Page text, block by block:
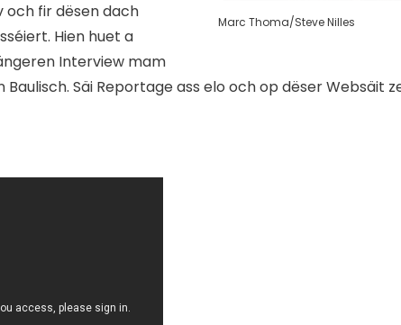
Marc Thoma/Steve Nilles
och fir dësen dach
Hien huet a
Interview mam
Säi Reportage ass elo och op dëser Websäit